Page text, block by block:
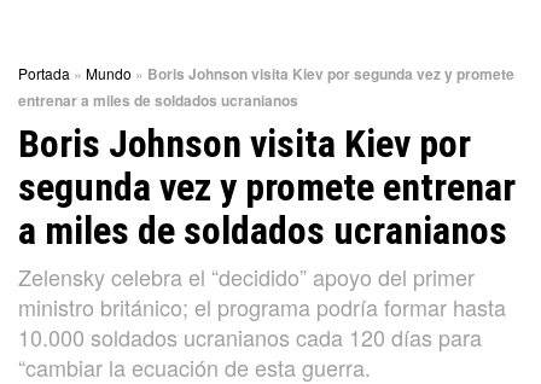
Portada » Mundo » Boris Johnson visita Kiev por segunda vez y promete
entrenar a miles de soldados ucranianos
Boris Johnson visita Kiev por
segunda vez y promete entrenar
a miles de soldados ucranianos
Zelensky celebra el “decidido” apoyo del primer
ministro británico; el programa podría formar hasta
10.000 soldados ucranianos cada 120 días para
“cambiar la ecuación de esta guerra.